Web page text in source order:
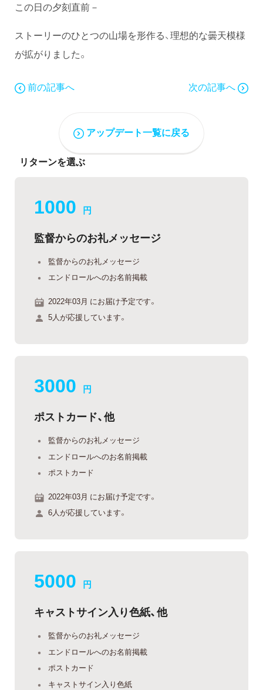
この日の夕刻直前－
ストーリーのひとつの山場を形作る、理想的な曇天模様
が拡がりました。
前の記事へ 次の記事へ
アップデート一覧に戻る
リターンを選ぶ
1000 円
監督からのお礼メッセージ
監督からのお礼メッセージ
エンドロールへのお名前掲載
2022年03月 にお届け予定です。
5人が応援しています。
3000 円
ポストカード、他
監督からのお礼メッセージ
エンドロールへのお名前掲載
ポストカード
2022年03月 にお届け予定です。
6人が応援しています。
5000 円
キャストサイン入り色紙、他
監督からのお礼メッセージ
エンドロールへのお名前掲載
ポストカード
キャストサイン入り色紙